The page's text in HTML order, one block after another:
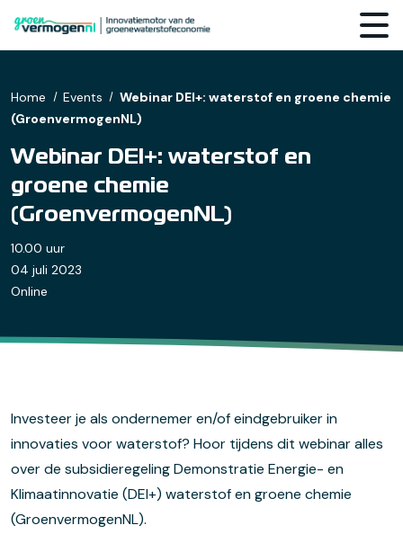
Home Events
Webinar DEI+: waterstof en groene chemie
(GroenvermogenNL)
Webinar DEI+: waterstof en
groene chemie
(GroenvermogenNL)
10.00 uur
04 juli 2023
Online
Investeer je als ondernemer en/of eindgebruiker in
innovaties voor waterstof? Hoor tijdens dit webinar alles
over de subsidieregeling Demonstratie Energie- en
Klimaatinnovatie (DEI+) waterstof en groene chemie
(GroenvermogenNL).